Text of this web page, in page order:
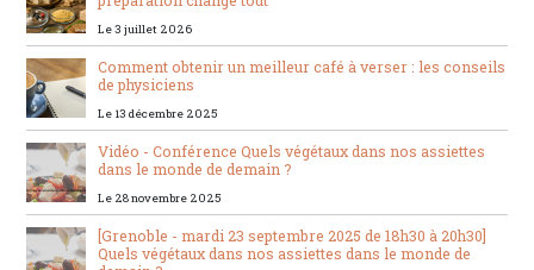
Le 3 juillet 2026
Comment obtenir un meilleur café à verser : les conseils
de physiciens
Le 13 décembre 2025
Vidéo - Conférence Quels végétaux dans nos assiettes
dans le monde de demain ?
Le 28 novembre 2025
[Grenoble - mardi 23 septembre 2025 de 18h30 à 20h30]
Quels végétaux dans nos assiettes dans le monde de